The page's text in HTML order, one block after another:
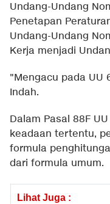
Undang-Undang
Penetapan
Undang-Undang
Kerja menjadi
"Mengacu pada UU
Indah.
Dalam Pasal 88F
keadaan tertentu,
formula
dari formula umum.
Lihat Juga :